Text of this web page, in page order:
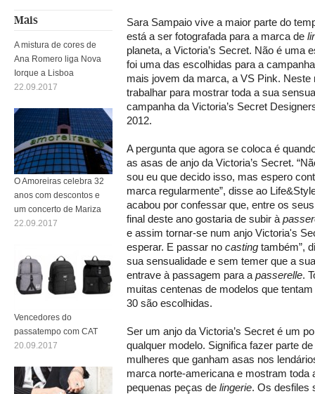
Sara Sampaio vive a maior parte do
está a ser fotografada para a marca de
planeta, a Victoria’s Secret. Não é uma
foi uma das escolhidas para a
mais jovem da marca, a VS Pink. Neste
trabalhar para mostrar toda a sua
campanha da Victoria’s Secret
2012.
A pergunta que agora se coloca é
as asas de anjo da Victoria’s Secret.
sou eu que decido isso, mas espero
marca regularmente”, disse ao
acabou por confessar que, entre os
final deste ano gostaria de subir à
e assim tornar-se num anjo Victoria's
esperar. E passar no casting também”,
sua sensualidade e sem temer que a
entrave à passagem para a passerelle.
muitas centenas de modelos que
30 são escolhidas.
Ser um anjo da Victoria’s Secret é um
qualquer modelo. Significa fazer parte
mulheres que ganham asas nos
marca norte-americana e mostram toda
pequenas peças de lingerie. Os desfiles
Mais
A mistura de cores de
Ana Romero liga Nova
Iorque a Lisboa
22.09.2017
O Amoreiras celebra 32
anos com descontos e
um concerto de Mariza
22.09.2017
Vencedores do
passatempo com CAT
20.09.2017